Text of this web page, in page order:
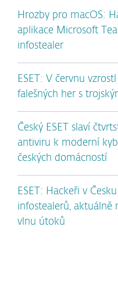
Hrozby pro macOS:
aplikace Microsoft
infostealer
ESET: V červnu
falešných her s
Český ESET slaví
antiviru k moderní
českých domácností
ESET: Hackeři v
infostealerů, aktuálně
vlnu útoků